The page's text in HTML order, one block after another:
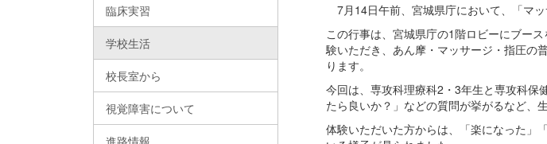
7月14日午前、宮城県庁において、「マッ
この行事は、宮城県庁の1階ロビーにブー
験いただき、あん摩・マッサージ・指圧の
ります。
今回は、専攻科理療科2・3年生と専攻科保
たら良いか？」などの質問が挙がるなど、
体験いただいた方からは、「楽になった」
臨床実習
学校生活
校長室から
視覚障害について
進路情報